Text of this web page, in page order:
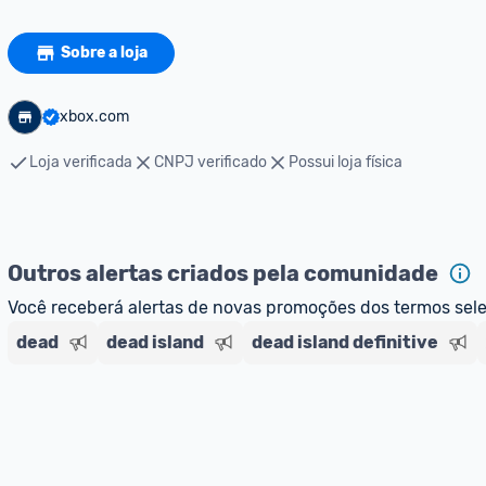
Sobre a loja
xbox.com
Loja verificada CNPJ verificado Possui loja física
Outros alertas criados pela comunidade
Você receberá alertas de novas promoções dos termos
dead
dead island dead island definitive